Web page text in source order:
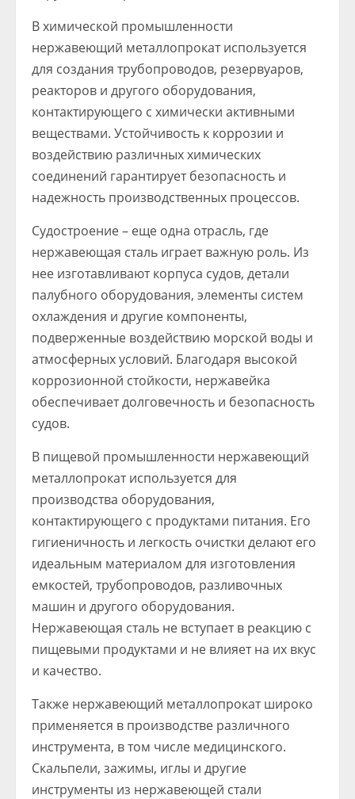
В химической промышленности
нержавеющий металлопрокат используется
для создания трубопроводов, резервуаров,
реакторов и другого оборудования,
контактирующего с химически активными
веществами. Устойчивость к коррозии и
воздействию различных химических
соединений гарантирует безопасность и
надежность производственных процессов.
Судостроение – еще одна отрасль, где
нержавеющая сталь играет важную роль. Из
нее изготавливают корпуса судов, детали
палубного оборудования, элементы систем
охлаждения и другие компоненты,
подверженные воздействию морской воды и
атмосферных условий. Благодаря высокой
коррозионной стойкости, нержавейка
обеспечивает долговечность и безопасность
судов.
В пищевой промышленности нержавеющий
металлопрокат используется для
производства оборудования,
контактирующего с продуктами питания. Его
гигиеничность и легкость очистки делают его
идеальным материалом для изготовления
емкостей, трубопроводов, разливочных
машин и другого оборудования.
Нержавеющая сталь не вступает в реакцию с
пищевыми продуктами и не влияет на их вкус
и качество.
Также нержавеющий металлопрокат широко
применяется в производстве различного
инструмента, в том числе медицинского.
Скальпели, зажимы, иглы и другие
инструменты из нержавеющей стали